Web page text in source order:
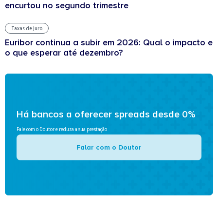
encurtou no segundo trimestre
Taxas de Juro
Euribor continua a subir em 2026: Qual o impacto e
o que esperar até dezembro?
Há bancos a oferecer spreads desde 0%
Fale com o Doutor e reduza a sua prestação
Falar com o Doutor